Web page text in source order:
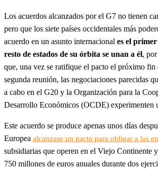
Los acuerdos alcanzados por el G7 no tienen
pero que los siete países occidentales más
acuerdo en un asunto internacional es el
resto de estados de su órbita se unan a él,
que, una vez se ratifique el pacto el próximo fin
segunda reunión, las negociaciones parecidas
a cabo en el G20 y la Organización para la
Desarrollo Económicos (OCDE) experimenten
Este acuerdo se produce apenas unos días
Europea alcanzase un pacto para obligar a las
subsidiarias que operen en el Viejo Continente
750 millones de euros anuales durante dos